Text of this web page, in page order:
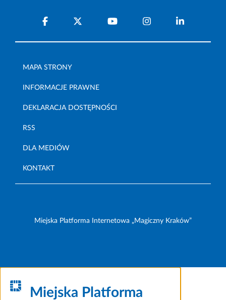
MAPA STRONY
INFORMACJE PRAWNE
DEKLARACJA DOSTĘPNOŚCI
RSS
DLA MEDIÓW
KONTAKT
Miejska Platforma Internetowa „Magiczny Kraków”
Miejska Platforma